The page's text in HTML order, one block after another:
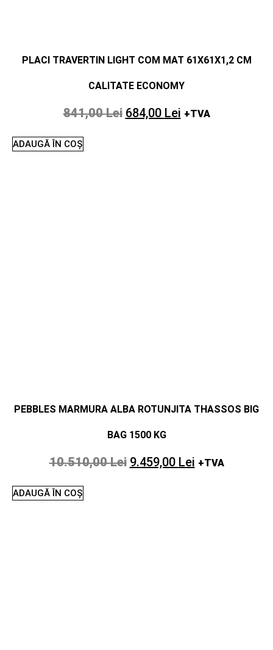
PLACI TRAVERTIN LIGHT COM MAT 61X61X1,2 CM
CALITATE ECONOMY
841,00Lei 684,00 Lei +TVA
ADAUGĂ ÎN COȘ
PEBBLES MARMURA ALBA ROTUNJITA THASSOS BIG
BAG 1500 KG
10.510,00Lei 9.459,00 Lei +TVA
ADAUGĂ ÎN COȘ